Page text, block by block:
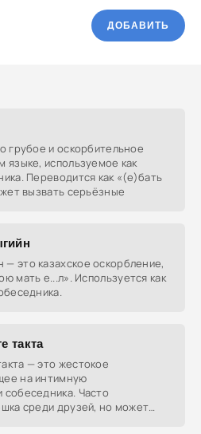
ДОБАВИТЬ
грубое и оскорбительное
языке, используемое как
Переводится как «(е)бать
вызвать серьёзные
это казахское оскорбление,
мать е...л». Используется как
такта
— это жестокое
на интимную
собеседника. Часто
среди друзей, но может